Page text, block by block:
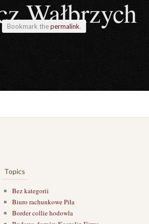
Wałbrzych
Bookmark thepermalink.
Topics
Bez kategorii
Biuro rachunkowe Piła
Border collie hodowla